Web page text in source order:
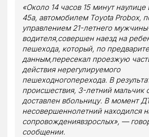
«Около 14 часов 15 минут наулице
45а, автомобилем Toyota Probox,
управлением 21-летнего
водителя,совершен наезд на
пешехода, который, по
данным,пересекал проезжую
действия нерегулируемого
пешеходногоперехода. В
происшествия, 3-летний мальчик
доставлен вбольницу. В момент
несовершеннолетний находился
сопровождениявзрослых», —
сообщении.